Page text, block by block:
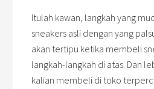
Itulah kawan, langkah yang
sneakers asli dengan yang
akan tertipu ketika membeli
langkah-langkah di atas. Dan
kalian membeli di toko